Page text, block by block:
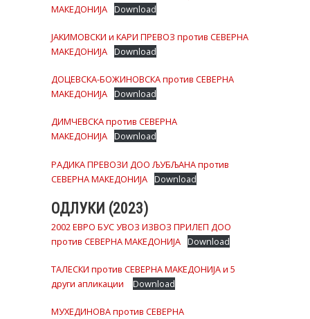
МАКЕДОНИЈА Download
ЈАКИМОВСКИ и КАРИ ПРЕВОЗ против СЕВЕРНА
МАКЕДОНИЈА Download
ДОЦЕВСКА-БОЖИНОВСКА против СЕВЕРНА
МАКЕДОНИЈА Download
ДИМЧЕВСКА против СЕВЕРНА
МАКЕДОНИЈА Download
РАДИКА ПРЕВОЗИ ДОО ЉУБЉАНА против
СЕВЕРНА МАКЕДОНИЈА Download
ОДЛУКИ (2023)
2002 ЕВРО БУС УВОЗ ИЗВОЗ ПРИЛЕП ДОО
против СЕВЕРНА МАКЕДОНИЈА Download
ТАЛЕСКИ против СЕВЕРНА МАКЕДОНИЈА и 5
други апликации
Download
МУХЕДИНОВА против СЕВЕРНА